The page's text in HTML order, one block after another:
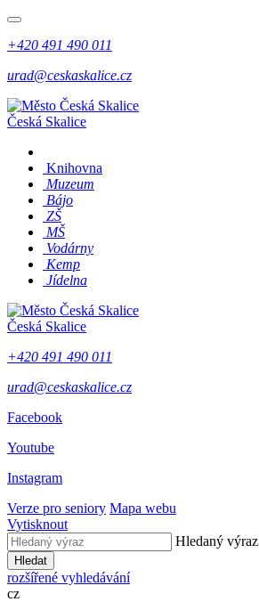
+420 491 490 011
urad@ceskaskalice.cz
Česká Skalice
Knihovna
Muzeum
Bájo
ZŠ
MŠ
Vodárny
Kemp
Jídelna
Česká Skalice
+420 491 490 011
urad@ceskaskalice.cz
Facebook
Youtube
Instagram
Verze pro seniory Mapa webu
Vytisknout
Hledaný výraz
Hledat
rozšířené vyhledávání
cz